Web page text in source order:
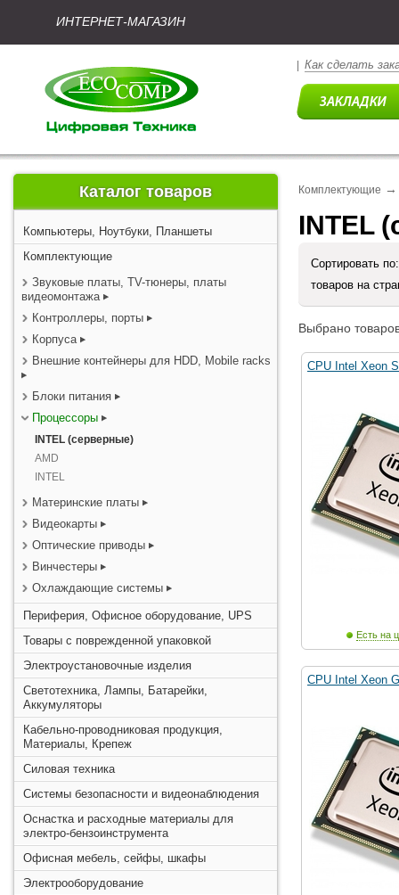
ИНТЕРНЕТ-МАГАЗИН
Как сделать
Каталог товаров
Компьютеры, Ноутбуки, Планшеты
Комплектующие
Звуковые платы, TV-тюнеры, платы
видеомонтажа
Контроллеры, порты
Корпуса
Внешние контейнеры для HDD, Mobile racks
Блоки питания
Процессоры
INTEL (серверные)
AMD
INTEL
Материнские платы
Видеокарты
Оптические приводы
Винчестеры
Охлаждающие системы
Периферия, Офисное оборудование, UPS
Товары с поврежденной упаковкой
Электроустановочные изделия
Светотехника, Лампы, Батарейки,
Аккумуляторы
Кабельно-проводниковая продукция,
Материалы, Крепеж
Силовая техника
Системы безопасности и видеонаблюдения
Оснастка и расходные материалы для
электро-бензоинструмента
Офисная мебель, сейфы, шкафы
Электрооборудование
Комплектующие →
INTEL
Сортировать
товаров на
Выбрано
CPU Intel Xeon
Есть на
CPU Intel Xeon